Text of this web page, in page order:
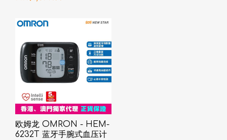
欧姆龙 OMRON - HEM-
6232T 蓝牙手腕式血压计